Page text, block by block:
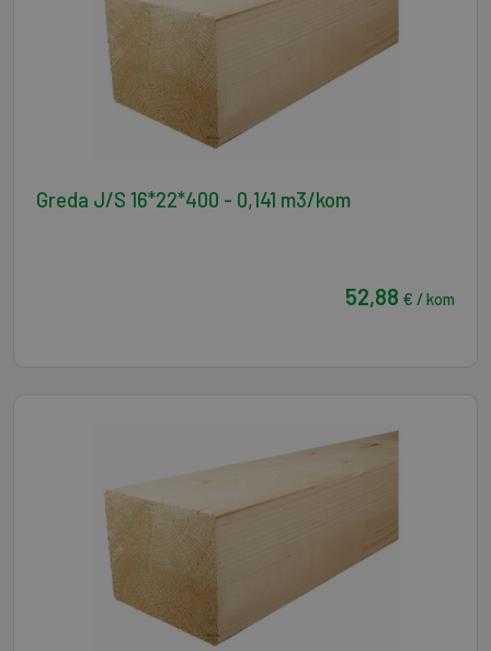
Greda J/S 16*22*400 - 0,141 m3/kom
52,88 € / kom